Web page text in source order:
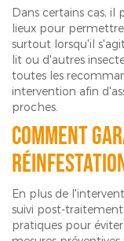
Dans certains cas,
lieux pour
surtout lorsqu'il
lit ou d'autres
toutes les
intervention afin
proches.
Comment
En plus de
suivi post-traitement
pratiques pour